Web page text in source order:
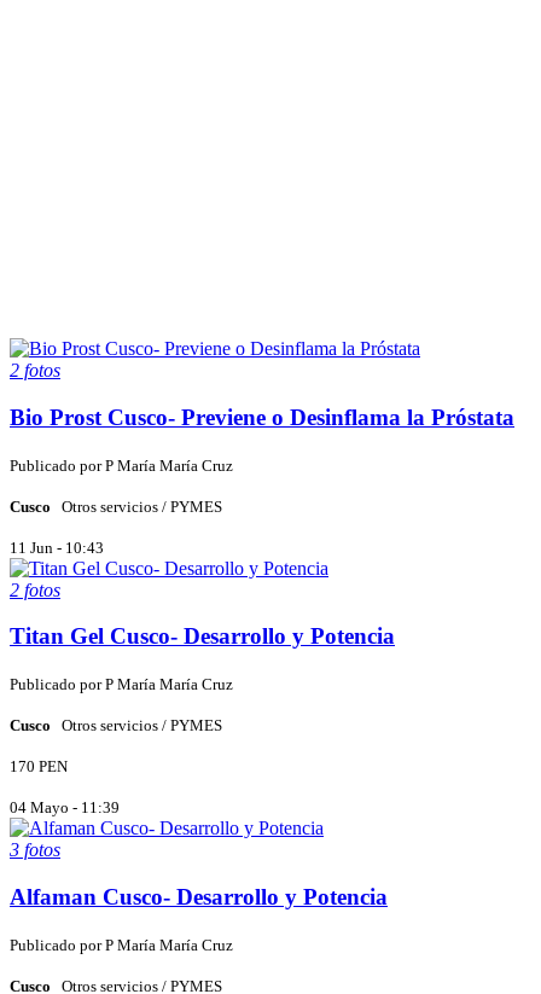
2 fotos
Bio Prost Cusco- Previene o Desinflama la Próstata
Publicado porP María María Cruz
Cusco Otros servicios / PYMES
11 Jun - 10:43
2 fotos
Titan Gel Cusco- Desarrollo y Potencia
Publicado porP María María Cruz
Cusco Otros servicios / PYMES
170 PEN
04 Mayo - 11:39
3 fotos
Alfaman Cusco- Desarrollo y Potencia
Publicado porP María María Cruz
Cusco Otros servicios / PYMES